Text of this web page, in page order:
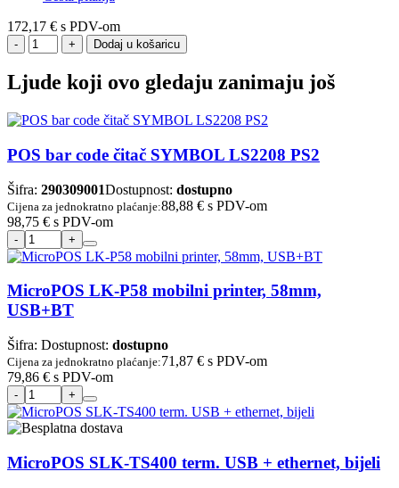
172,17 € s PDV-om
Dodaj u košaricu
Ljude koji ovo gledaju zanimaju još
POS bar code čitač SYMBOL LS2208 PS2
Šifra: 290309001Dostupnost: dostupno
Cijena za jednokratno plaćanje:88,88 € s PDV-om
98,75 € s PDV-om
MicroPOS LK-P58 mobilni printer, 58mm,
USB+BT
Šifra: Dostupnost: dostupno
Cijena za jednokratno plaćanje:71,87 € s PDV-om
79,86 € s PDV-om
MicroPOS SLK-TS400 term. USB + ethernet, bijeli